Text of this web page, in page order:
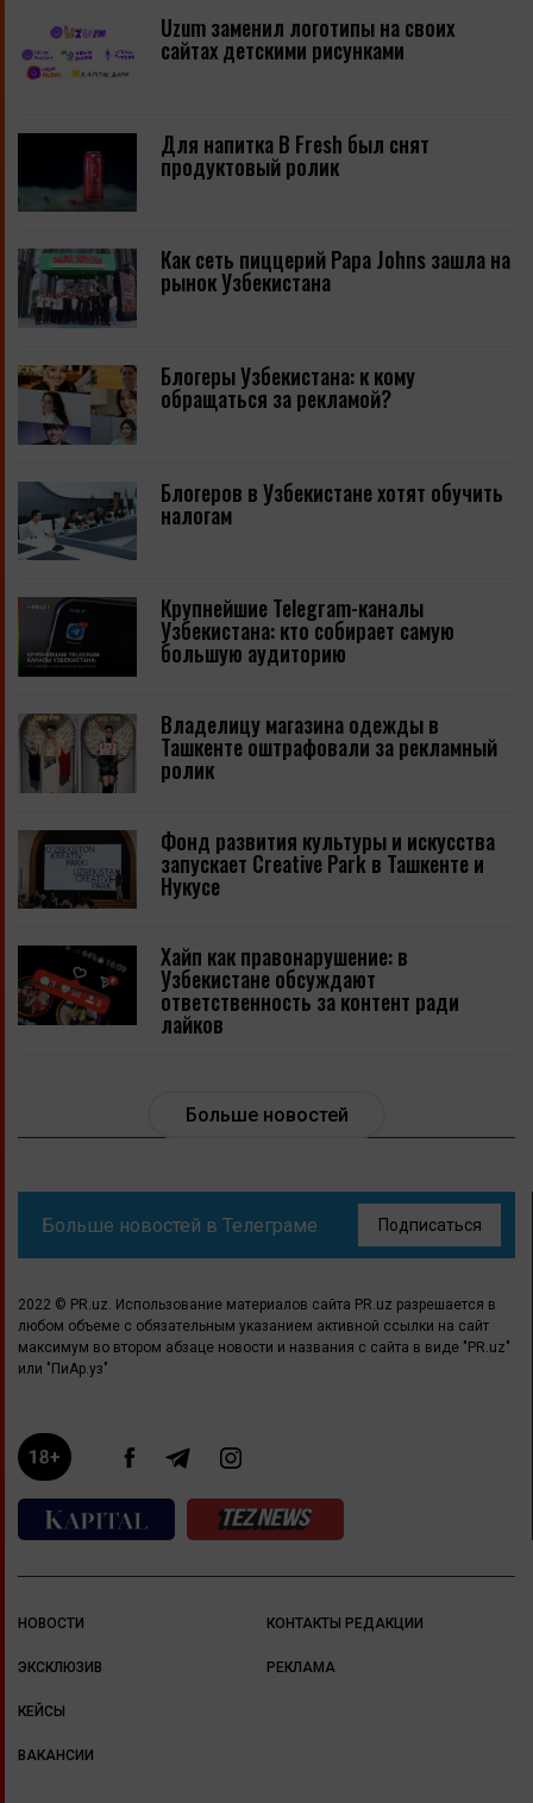
Uzum заменил логотипы на своих
сайтах детскими рисунками
Для напитка B Fresh был снят
продуктовый ролик
Как сеть пиццерий Papa Johns зашла на
рынок Узбекистана
Блогеры Узбекистана: к кому
обращаться за рекламой?
Блогеров в Узбекистане хотят обучить
налогам
Крупнейшие Telegram-каналы
Узбекистана: кто собирает самую
большую аудиторию
Владелицу магазина одежды в
Ташкенте оштрафовали за рекламный
ролик
Фонд развития культуры и искусства
запускает Creative Park в Ташкенте и
Нукусе
Хайп как правонарушение: в
Узбекистане обсуждают
ответственность за контент ради
лайков
Больше новостей
Больше новостей в Телеграме Подписаться
2022 © PR.uz. Использование материалов сайта PR.uz разрешается в
любом объеме с обязательным указанием активной ссылки на сайт
максимум во втором абзаце новости и названия с сайта в виде "PR.uz"
или "ПиАр.уз"
НОВОСТИ
ЭКСКЛЮЗИВ
КЕЙСЫ
ВАКАНСИИ
КОНТАКТЫ РЕДАКЦИИ
РЕКЛАМА